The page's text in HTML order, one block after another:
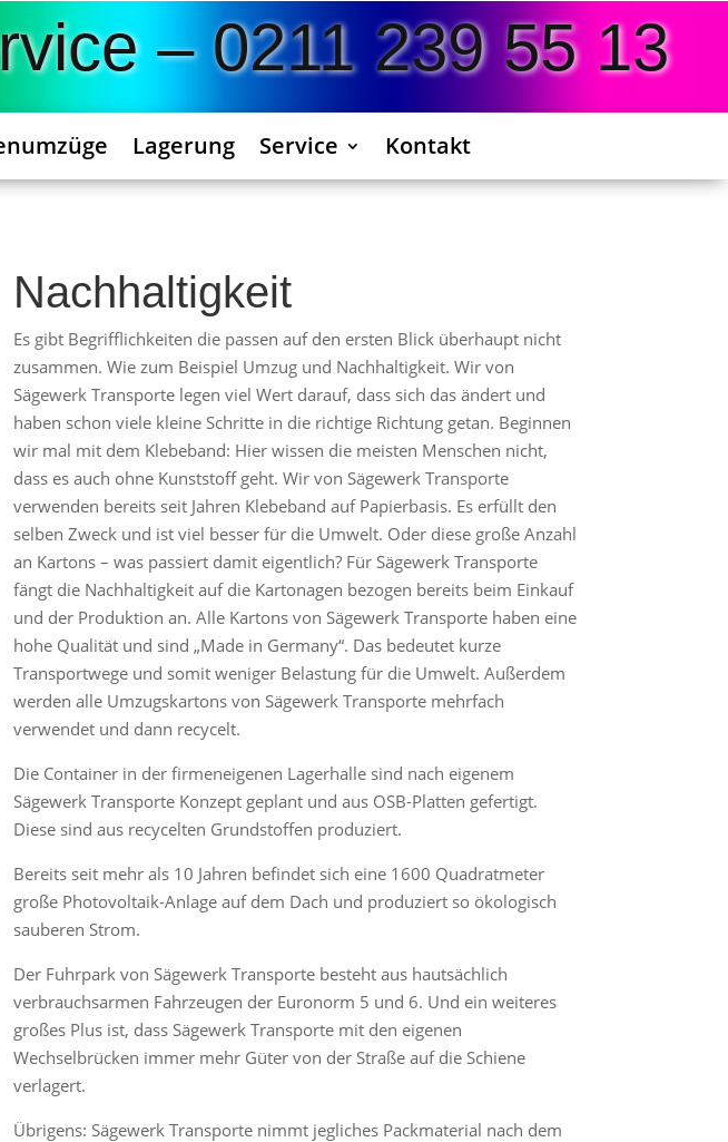
–0211 239 55 13
Lagerung Service Kontakt
Nachhaltigkeit
Es gibt Begrifflichkeiten die passen auf den ersten Blick überhaupt nicht
zusammen. Wie zum Beispiel Umzug und Nachhaltigkeit. Wir von
Sägewerk Transporte legen viel Wert darauf, dass sich das ändert und
haben schon viele kleine Schritte in die richtige Richtung getan. Beginnen
wir mal mit dem Klebeband: Hier wissen die meisten Menschen nicht,
dass es auch ohne Kunststoff geht. Wir von Sägewerk Transporte
verwenden bereits seit Jahren Klebeband auf Papierbasis. Es erfüllt den
selben Zweck und ist viel besser für die Umwelt. Oder diese große Anzahl
an Kartons – was passiert damit eigentlich? Für Sägewerk Transporte
fängt die Nachhaltigkeit auf die Kartonagen bezogen bereits beim Einkauf
und der Produktion an. Alle Kartons von Sägewerk Transporte haben eine
hohe Qualität und sind „Made in Germany“. Das bedeutet kurze
Transportwege und somit weniger Belastung für die Umwelt. Außerdem
werden alle Umzugskartons von Sägewerk Transporte mehrfach
verwendet und dann recycelt.
Die Container in der firmeneigenen Lagerhalle sind nach eigenem
Sägewerk Transporte Konzept geplant und aus OSB-Platten gefertigt.
Diese sind aus recycelten Grundstoffen produziert.
Bereits seit mehr als 10 Jahren befindet sich eine 1600 Quadratmeter
große Photovoltaik-Anlage auf dem Dach und produziert so ökologisch
sauberen Strom.
Der Fuhrpark von Sägewerk Transporte besteht aus hautsächlich
verbrauchsarmen Fahrzeugen der Euronorm 5 und 6. Und ein weiteres
großes Plus ist, dass Sägewerk Transporte mit den eigenen
Wechselbrücken immer mehr Güter von der Straße auf die Schiene
verlagert.
Übrigens: Sägewerk Transporte nimmt jegliches Packmaterial nach dem